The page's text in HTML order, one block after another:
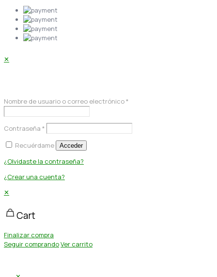
✕
Nombre de usuario o correo electrónico*
Contraseña *
Recuérdame
Acceder
¿Olvidaste la contraseña?
¿Crear una cuenta?
✕
Cart
Finalizar compra
Seguir comprandoVer carrito